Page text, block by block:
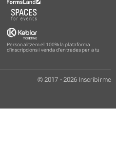
Personalitzem el 100% la plataforma
d'inscripcions i venda d'entrades per a tu
© 2017 - 2026 Inscribirme